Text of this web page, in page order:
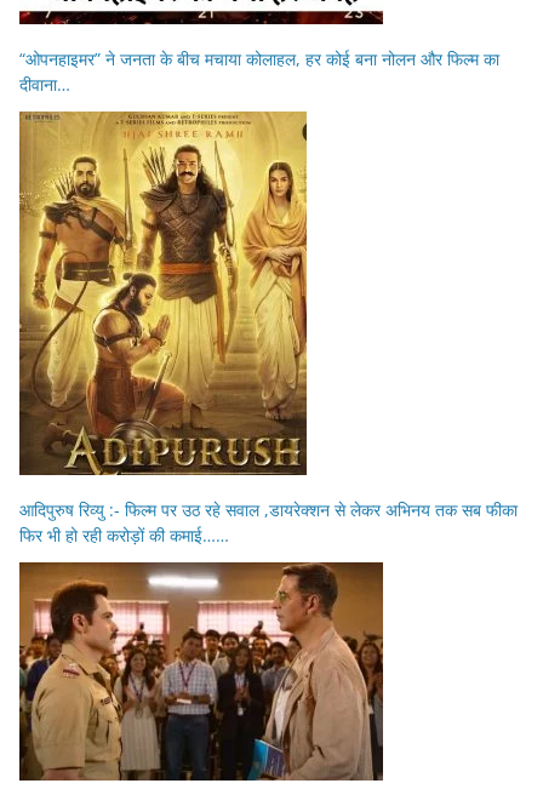
“ओपनहाइमर” ने जनता के बीच मचाया कोलाहल, हर कोई बना नोलन और फिल्म का
दीवाना…
आदिपुरुष रिव्यु :- फिल्म पर उठ रहे सवाल ,डायरेक्शन से लेकर अभिनय तक सब फीका
फिर भी हो रही करोड़ों की कमाई……